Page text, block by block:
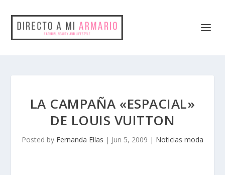
LA CAMPAÑA «ESPACIAL»
DE LOUIS VUITTON
Posted by Fernanda Elías | Jun 5, 2009 | Noticias moda